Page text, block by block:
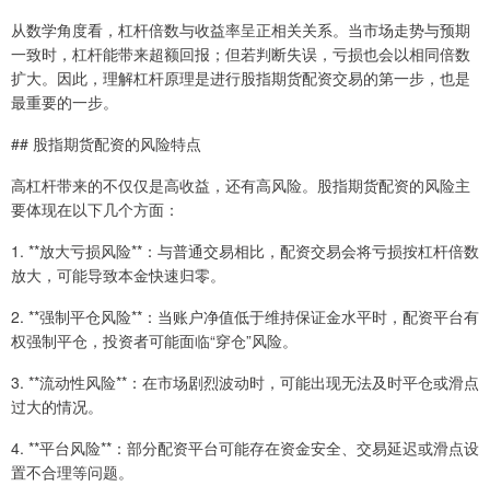
从数学角度看，杠杆倍数与收益率呈正相关关系。当市场走势与预期
一致时，杠杆能带来超额回报；但若判断失误，亏损也会以相同倍数
扩大。因此，理解杠杆原理是进行股指期货配资交易的第一步，也是
最重要的一步。
## 股指期货配资的风险特点
高杠杆带来的不仅仅是高收益，还有高风险。股指期货配资的风险主
要体现在以下几个方面：
1. **放大亏损风险**：与普通交易相比，配资交易会将亏损按杠杆倍数
放大，可能导致本金快速归零。
2. **强制平仓风险**：当账户净值低于维持保证金水平时，配资平台有
权强制平仓，投资者可能面临“穿仓”风险。
3. **流动性风险**：在市场剧烈波动时，可能出现无法及时平仓或滑点
过大的情况。
4. **平台风险**：部分配资平台可能存在资金安全、交易延迟或滑点设
置不合理等问题。